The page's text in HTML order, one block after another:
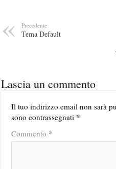
Precedente
Tema Default
Lascia un commento
Il tuo indirizzo email non sarà
sono contrassegnati *
Commento *